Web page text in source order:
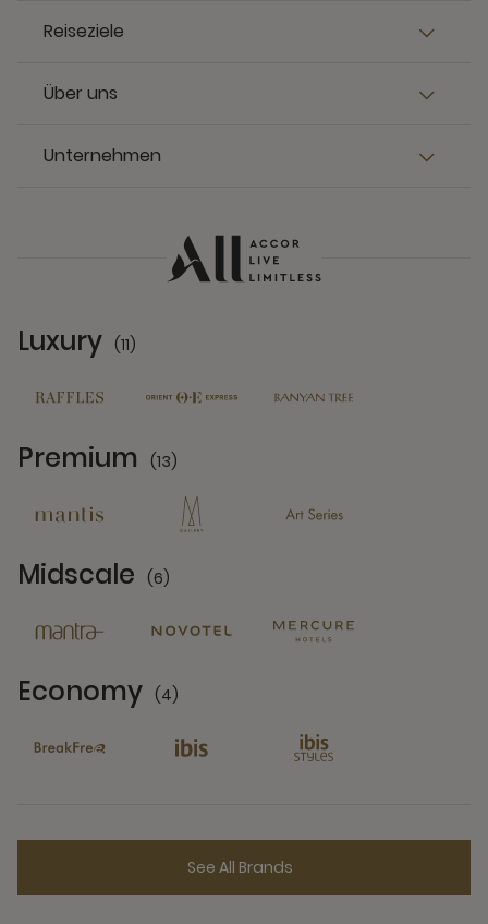
Reiseziele
Über uns
Unternehmen
Luxury (11)
Premium (13)
Midscale (6)
Economy (4)
See All Brands